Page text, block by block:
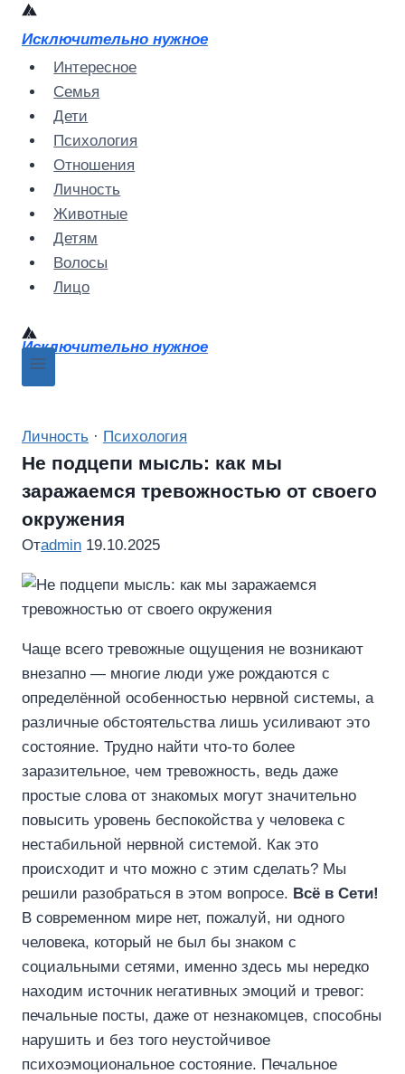
Перейти
содержимому
Исключительно нужное
Интересное
Семья
Дети
Психология
Отношения
Личность
Животные
Детям
Волосы
Лицо
Исключительно нужное
Личность · Психология
Не подцепи мысль: как мы
заражаемся тревожностью от своего
окружения
Отadmin 19.10.2025
Чаще всего тревожные ощущения не возникают
внезапно — многие люди уже рождаются с
определённой особенностью нервной системы, а
различные обстоятельства лишь усиливают это
состояние. Трудно найти что-то более
заразительное, чем тревожность, ведь даже
простые слова от знакомых могут значительно
повысить уровень беспокойства у человека с
нестабильной нервной системой. Как это
происходит и что можно с этим сделать? Мы
решили разобраться в этом вопросе. Всё в Сети!
В современном мире нет, пожалуй, ни одного
человека, который не был бы знаком с
социальными сетями, именно здесь мы нередко
находим источник негативных эмоций и тревог:
печальные посты, даже от незнакомцев, способны
нарушить и без того неустойчивое
психоэмоциональное состояние. Печальное